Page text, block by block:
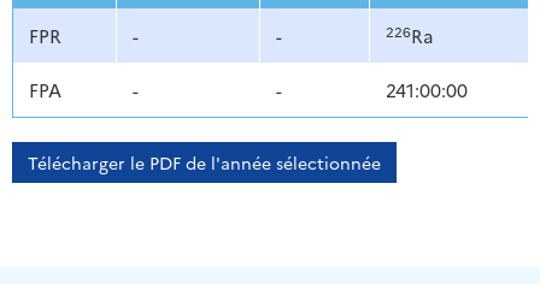
FPR - - 226Ra
FPA - - 241:00:00
Télécharger le PDF de l'année sélectionnée